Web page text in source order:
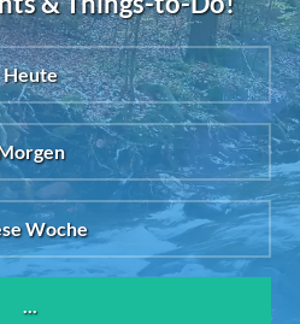
Heute
Woche